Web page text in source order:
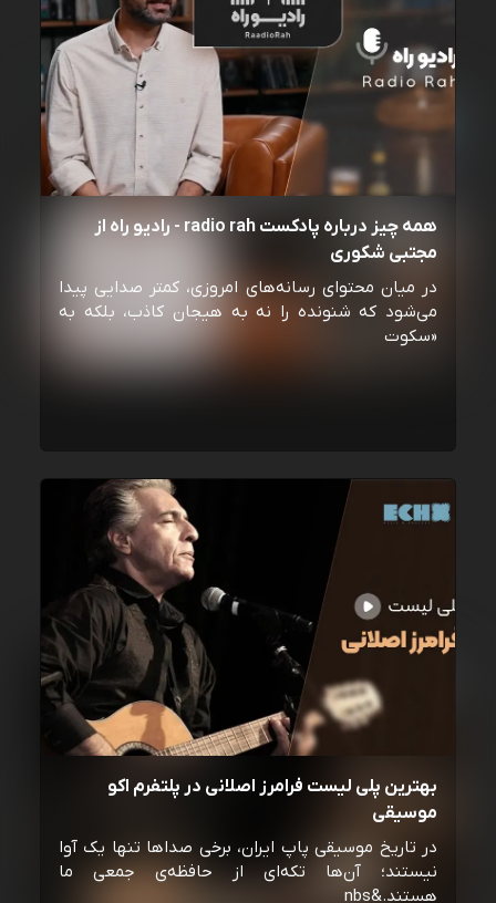
همه چیز درباره پادکست radio rah - رادیو راه از
مجتبی شکوری
در میان محتوای رسانه‌های امروزی، کمتر صدایی پیدا
می‌شود که شنونده را نه به هیجان کاذب، بلکه به
«سکوت
بهترین پلی لیست فرامرز اصلانی در پلتفرم اکو
موسیقی
در تاریخ موسیقی پاپ ایران، برخی صداها تنها یک آوا
نیستند؛ آن‌ها تکه‌ای از حافظه‌ی جمعی ما
هستند.&nbs